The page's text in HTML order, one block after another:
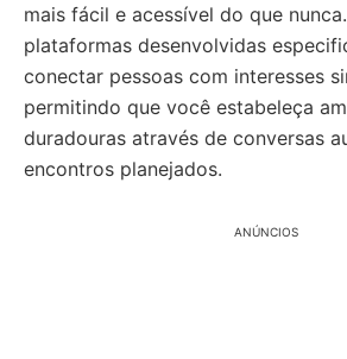
mais fácil e acessível do que
plataformas desenvolvidas
conectar pessoas com interesses
permitindo que você estabeleça
duradouras através de conversas
encontros planejados.
ANÚNCIOS